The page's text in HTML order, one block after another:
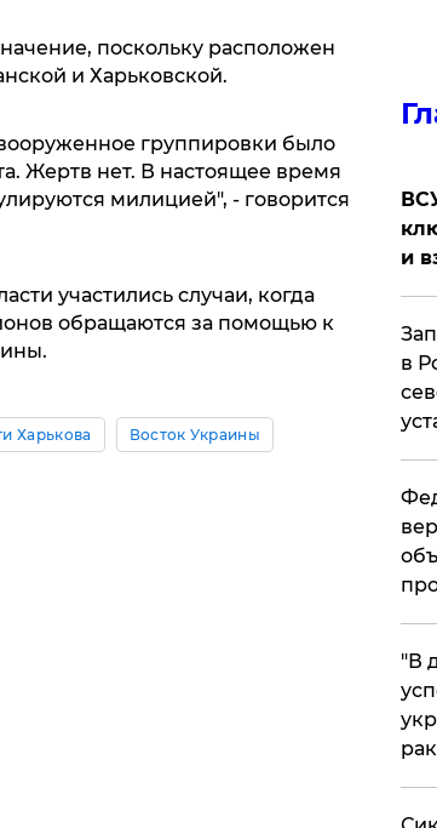
поскольку расположен
и Харьковской.
группировки было
Жертв нет. В настоящее время
милицией", - говорится
участились случаи, когда
обращаются за помощью к
Харькова Восток Украины
и
в
​"В